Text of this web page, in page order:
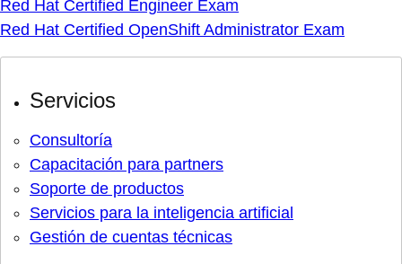
Red Hat Certified Engineer Exam
Red Hat Certified OpenShift Administrator Exam
Servicios
Consultoría
Capacitación para partners
Soporte de productos
Servicios para la inteligencia artificial
Gestión de cuentas técnicas